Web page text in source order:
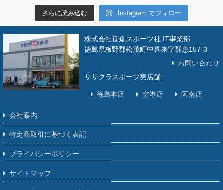
さらに読み込む Instagram でフォロー
株式会社笹倉スポーツ社 IT事業部
徳島県板野郡松茂町中喜来字群恵157-3
お問い合わせ
ササクラスポーツ実店舗
徳島本店 空港店 阿南店
会社案内
特定商取引に基づく表記
プライバシーポリシー
サイトマップ